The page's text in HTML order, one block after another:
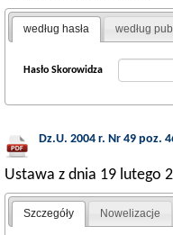
według hasła według
Hasło Skorowidza
Dz.U. 2004 r. Nr 49 poz.
Ustawa z dnia 19 lutego
Szczegóły Nowelizacje